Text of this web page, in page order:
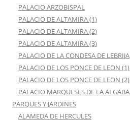
PALACIO ARZOBISPAL
PALACIO DE ALTAMIRA (1)
PALACIO DE ALTAMIRA (2)
PALACIO DE ALTAMIRA (3)
PALACIO DE LA CONDESA DE LEBRIJA
PALACIO DE LOS PONCE DE LEON (1)
PALACIO DE LOS PONCE DE LEON (2)
PALACIO MARQUESES DE LA ALGABA
PARQUES Y JARDINES
ALAMEDA DE HERCULES